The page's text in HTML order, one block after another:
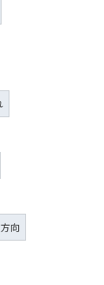
向